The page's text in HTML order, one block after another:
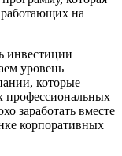
на
инвестиции
уровень
которые
профессиональных
заработать вместе
корпоративных